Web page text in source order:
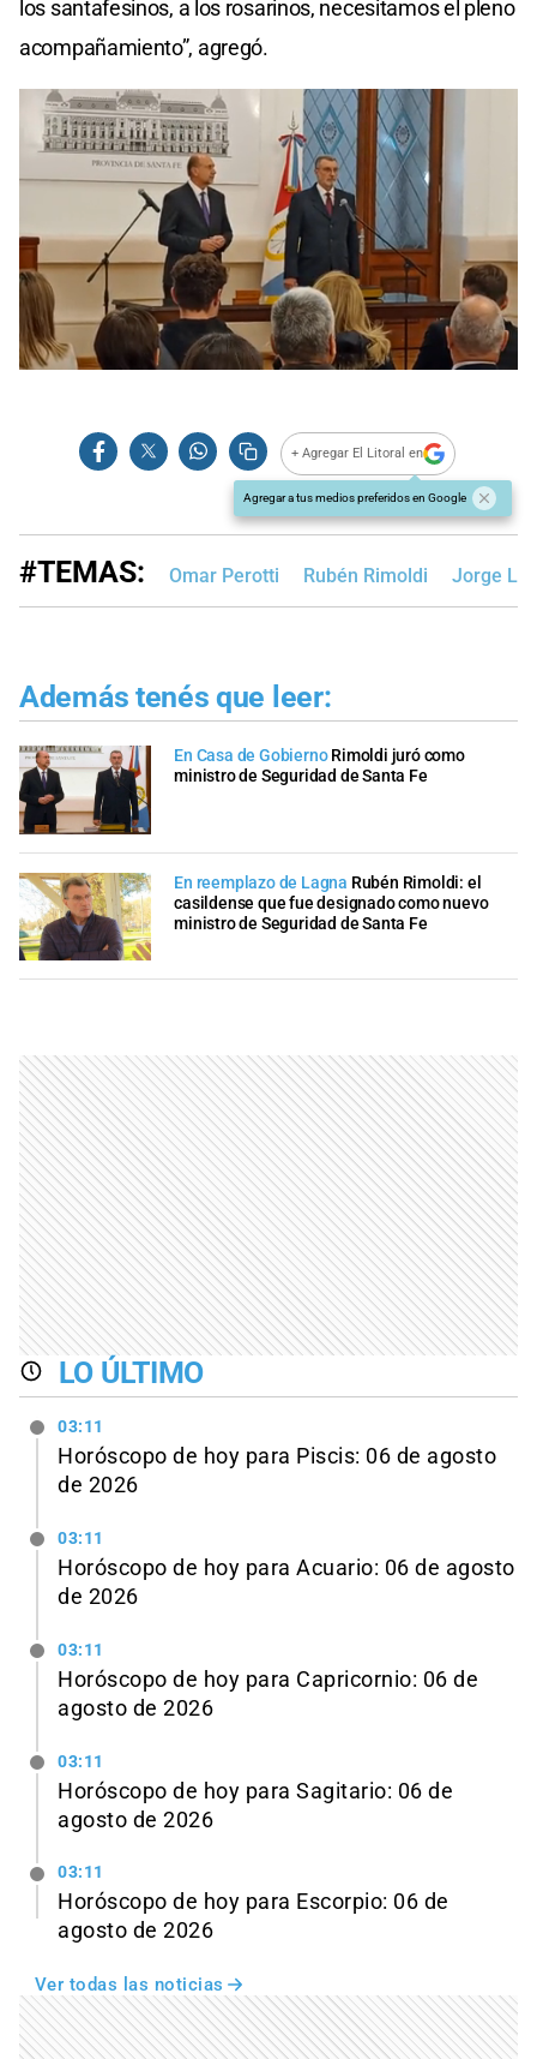
los santafesinos, a los rosarinos, necesitamos el pleno
acompañamiento”, agregó.
+ Agregar El Litoral en
Agregar a tus medios preferidos en Google
#TEMAS: Omar Perotti Rubén Rimoldi Jorge
Además tenés que leer:
En Casa de Gobierno Rimoldi juró como
ministro de Seguridad de Santa Fe
En reemplazo de Lagna Rubén Rimoldi: el
casildense que fue designado como nuevo
ministro de Seguridad de Santa Fe
LO ÚLTIMO
03:11
Horóscopo de hoy para Piscis: 06 de agosto
de 2026
03:11
Horóscopo de hoy para Acuario: 06 de agosto
de 2026
03:11
Horóscopo de hoy para Capricornio: 06 de
agosto de 2026
03:11
Horóscopo de hoy para Sagitario: 06 de
agosto de 2026
03:11
Horóscopo de hoy para Escorpio: 06 de
agosto de 2026
Ver todas las noticias